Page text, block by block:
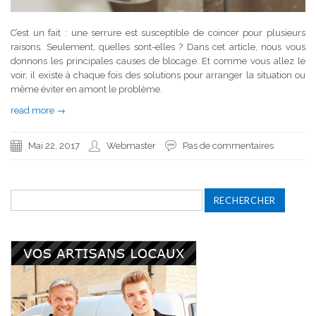
C’est un fait : une serrure est susceptible de coincer pour plusieurs
raisons. Seulement, quelles sont-elles ? Dans cet article, nous vous
donnons les principales causes de blocage. Et comme vous allez le
voir, il existe à chaque fois des solutions pour arranger la situation ou
même éviter en amont le problème.
read more →
Mai 22, 2017 Webmaster Pas de commentaires